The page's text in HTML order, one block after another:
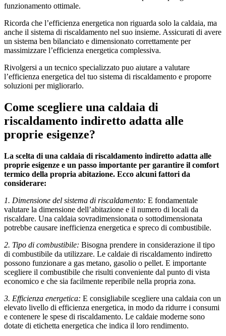
funzionamento ottimale.
Ricorda che l’efficienza energetica non riguarda solo la caldaia, ma
anche il sistema di riscaldamento nel suo insieme. Assicurati di avere
un sistema ben bilanciato e dimensionato correttamente per
massimizzare l’efficienza energetica complessiva.
Rivolgersi a un tecnico specializzato puo aiutare a valutare
l’efficienza energetica del tuo sistema di riscaldamento e proporre
soluzioni per migliorarlo.
Come scegliere una caldaia di
riscaldamento indiretto adatta alle
proprie esigenze?
La scelta di una caldaia di riscaldamento indiretto adatta alle
proprie esigenze e un passo importante per garantire il comfort
termico della propria abitazione. Ecco alcuni fattori da
considerare:
1. Dimensione del sistema di riscaldamento: E fondamentale
valutare la dimensione dell’abitazione e il numero di locali da
riscaldare. Una caldaia sovradimensionata o sottodimensionata
potrebbe causare inefficienza energetica e spreco di combustibile.
2. Tipo di combustibile: Bisogna prendere in considerazione il tipo
di combustibile da utilizzare. Le caldaie di riscaldamento indiretto
possono funzionare a gas metano, gasolio o pellet. E importante
scegliere il combustibile che risulti conveniente dal punto di vista
economico e che sia facilmente reperibile nella propria zona.
3. Efficienza energetica: E consigliabile scegliere una caldaia con un
elevato livello di efficienza energetica, in modo da ridurre i consumi
e contenere le spese di riscaldamento. Le caldaie moderne sono
dotate di etichetta energetica che indica il loro rendimento.